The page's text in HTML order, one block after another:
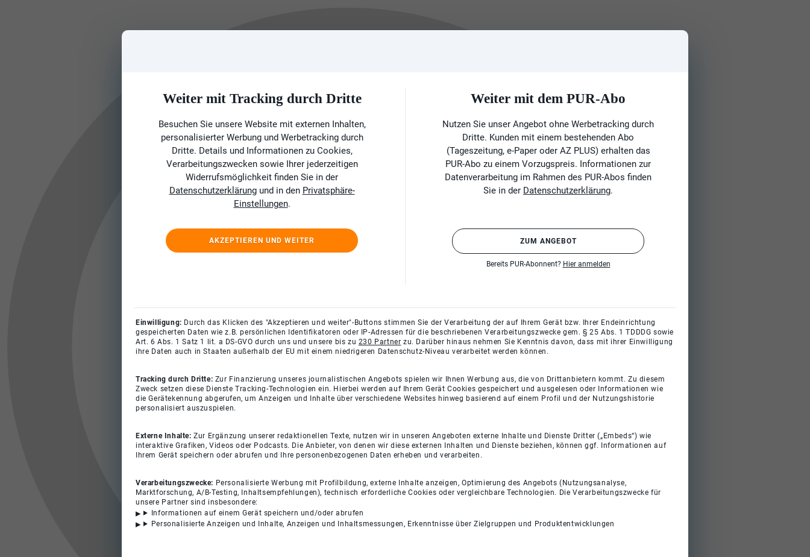
Weiter mit Tracking durch Dritte
Besuchen Sie unsere Website mit externen Inhalten,
personalisierter Werbung und Werbetracking durch
Dritte. Details und Informationen zu Cookies,
Verarbeitungszwecken sowie Ihrer jederzeitigen
Widerrufsmöglichkeit finden Sie in der
Datenschutzerklärungund in den Privatsphäre-
Einstellungen.
AKZEPTIEREN UND WEITER
Weiter mit dem PUR-Abo
Nutzen Sie unser Angebot ohne Werbetracking durch
Dritte. Kunden mit einem bestehenden Abo
(Tageszeitung, e-Paper oder AZ PLUS) erhalten das
PUR-Abo zu einem Vorzugspreis. Informationen zur
Datenverarbeitung im Rahmen des PUR-Abos finden
Sie in der Datenschutzerklärung.
ZUM ANGEBOT
Bereits PUR-Abonnent? Hier anmelden
Einwilligung: Durch das Klicken des "Akzeptieren und weiter"-Buttons stimmen Sie der Verarbeitung der auf Ihrem Gerät bzw. Ihrer Endeinrichtung
gespeicherten Daten wie z.B. persönlichen Identifikatoren oder IP-Adressen für die beschriebenen Verarbeitungszwecke gem. § 25 Abs. 1 TDDDG sowie
Art. 6 Abs. 1 Satz 1 lit. a DS-GVO durch uns und unsere bis zu 230 Partner zu. Darüber hinaus nehmen Sie Kenntnis davon, dass mit ihrer Einwilligung
ihre Daten auch in Staaten außerhalb der EU mit einem niedrigeren Datenschutz-Niveau verarbeitet werden können.
Tracking durch Dritte: Zur Finanzierung unseres journalistischen Angebots spielen wir Ihnen Werbung aus, die von Drittanbietern kommt. Zu diesem
Zweck setzen diese Dienste Tracking-Technologien ein. Hierbei werden auf Ihrem Gerät Cookies gespeichert und ausgelesen oder Informationen wie
die Gerätekennung abgerufen, um Anzeigen und Inhalte über verschiedene Websites hinweg basierend auf einem Profil und der Nutzungshistorie
personalisiert auszuspielen.
Externe Inhalte:Zur Ergänzung unserer redaktionellen Texte, nutzen wir in unseren Angeboten externe Inhalte und Dienste Dritter („Embeds“) wie
interaktive Grafiken, Videos oder Podcasts. Die Anbieter, von denen wir diese externen Inhalten und Dienste beziehen, können ggf. Informationen auf
Ihrem Gerät speichern oder abrufen und Ihre personenbezogenen Daten erheben und verarbeiten.
Verarbeitungszwecke: Personalisierte Werbung mit Profilbildung, externe Inhalte anzeigen, Optimierung des Angebots (Nutzungsanalyse,
Marktforschung, A/B-Testing, Inhaltsempfehlungen), technisch erforderliche Cookies oder vergleichbare Technologien. Die Verarbeitungszwecke für
unsere Partner sind insbesondere:
Informationen auf einem Gerät speichern und/oder abrufen
Personalisierte Anzeigen und Inhalte, Anzeigen und Inhaltsmessungen, Erkenntnisse über Zielgruppen und Produktentwicklungen